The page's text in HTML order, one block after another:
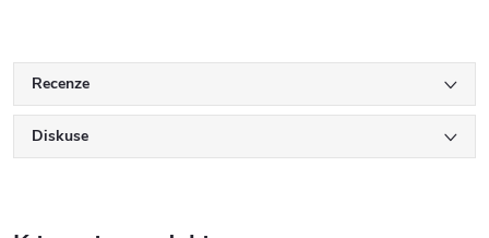
Recenze
Diskuse